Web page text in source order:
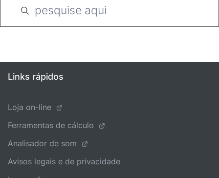
Links rápidos
Loja on-line
Ferramentas de cálculo
Analisador de som
Avisos legais e de privacidade